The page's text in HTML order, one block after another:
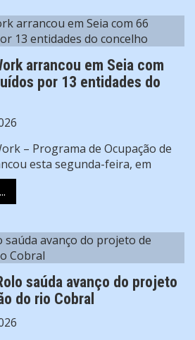
arrancou em Seia com
por 13 entidades do
– Programa de Ocupação de
esta segunda-feira, em
saúda avanço do projeto
do rio Cobral